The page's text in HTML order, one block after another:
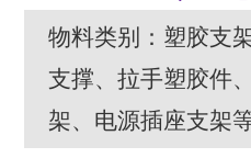
物料类别：塑胶支
支撑、拉手塑胶件
架、电源插座支